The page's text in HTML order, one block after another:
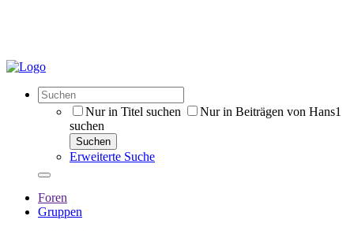
Nur in Titel suchen
Nur in Beiträgen von Hans1
suchen
Suchen
Erweiterte Suche
Foren
Gruppen